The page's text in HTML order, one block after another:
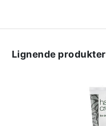
Lignende produkter